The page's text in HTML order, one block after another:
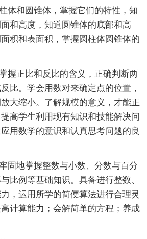
体和圆锥体，掌握它们的特性，知
和高度，知道圆锥体的底部和高
积和表面积，掌握圆柱体圆锥体的
握正比和反比的含义，正确判断两
比。学会用数对来确定点的位置，
大缩小。了解规模的意义，才能正
高学生利用现有知识和技能解决问
用数学的意识和认真思考问题的良
固地掌握整数与小数、分数与百分
比例等基础知识。具备进行整数、
，运用所学的简便算法进行合理灵
计算能力；会解简单的方程；养成